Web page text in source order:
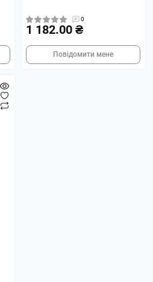
0
1 182.00 ₴
Повідомити мене